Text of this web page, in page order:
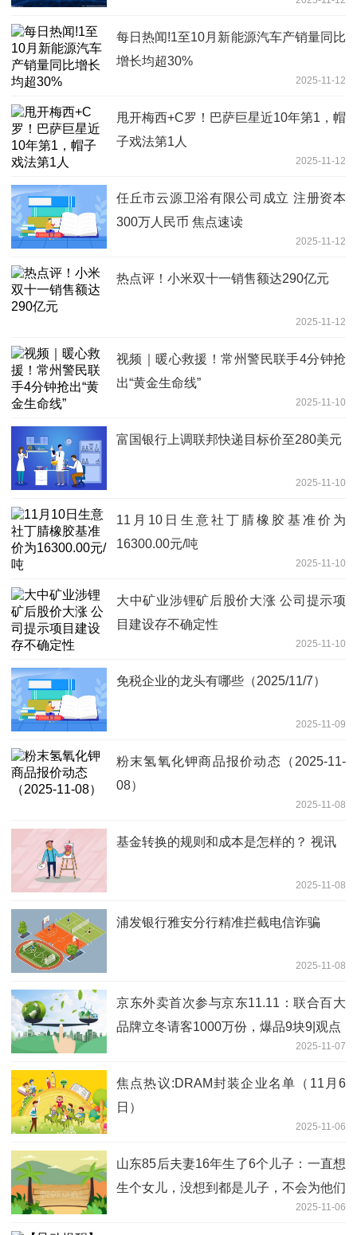
每日热闻!1至10月新能源汽车产销量同比
增长均超30%
2025-11-12
甩开梅西+C罗！巴萨巨星近10年第1，帽
子戏法第1人
2025-11-12
任丘市云源卫浴有限公司成立 注册资本
300万人民币 焦点速读
2025-11-12
热点评！小米双十一销售额达290亿元
2025-11-12
视频｜暖心救援！常州警民联手4分钟抢
出“黄金生命线”
2025-11-10
富国银行上调联邦快递目标价至280美元
2025-11-10
11月10日生意社丁腈橡胶基准价为
16300.00元/吨
2025-11-10
大中矿业涉锂矿后股价大涨 公司提示项
目建设存不确定性
2025-11-10
免税企业的龙头有哪些（2025/11/7）
2025-11-09
粉末氢氧化钾商品报价动态（2025-11-
08）
2025-11-08
基金转换的规则和成本是怎样的？ 视讯
2025-11-08
浦发银行雅安分行精准拦截电信诈骗
2025-11-08
京东外卖首次参与京东11.11：联合百大
品牌立冬请客1000万份，爆品9块9|观点
2025-11-07
焦点热议:DRAM封装企业名单（11月6
日）
2025-11-06
山东85后夫妻16年生了6个儿子：一直想
生个女儿，没想到都是儿子，不会为他们
2025-11-06